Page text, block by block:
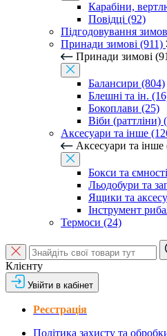
Карабіни,
Повідці (92)
Підгодовування
Принади зимові (911)
Принади зимові
Балансири (804)
Блешні та ін.
Бокоплави (25)
Віби (раттліни)
Аксесуари та інше
Аксесуари та інше
Бокси та
Льодобури та
Ящики та
Інструмент
Термоси (24)
Клієнту
Увійти в кабінет
Реєстрація
Політика захисту та